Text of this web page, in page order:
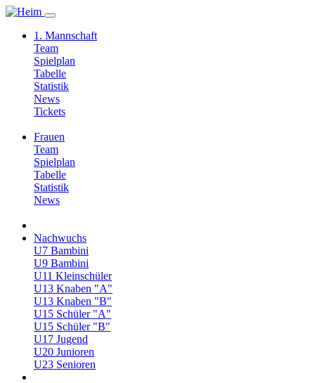
1. Mannschaft
Team
Spielplan
Tabelle
Statistik
News
Tickets
Frauen
Team
Spielplan
Tabelle
Statistik
News
Nachwuchs
U7 Bambini
U9 Bambini
U11 Kleinschüler
U13 Knaben "A"
U13 Knaben "B"
U15 Schüler "A"
U15 Schüler "B"
U17 Jugend
U20 Junioren
U23 Senioren